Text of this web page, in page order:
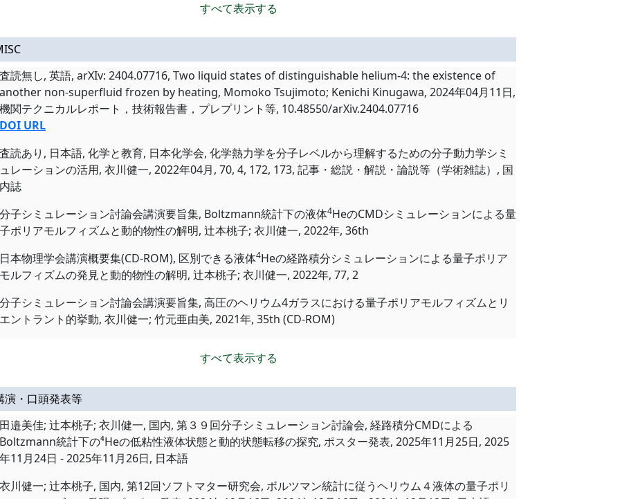
すべて表示する
査読無し, 英語, arXIv: 2404.07716, Two liquid states of distinguishable helium-4: the existence of
another non-superfluid frozen by heating, Momoko Tsujimoto; Kenichi Kinugawa, 2024年04月11日,
機関テクニカルレポート，技術報告書，プレプリント等, 10.48550/arXiv.2404.07716
DOI URL
査読あり, 日本語, 化学と教育, 日本化学会, 化学熱力学を分子レベルから理解するための分子動力学シミ
ュレーションの活用, 衣川健一, 2022年04月, 70, 4, 172, 173, 記事・総説・解説・論説等（学術雑誌）, 国
内誌
分子シミュレーション討論会講演要旨集, Boltzmann統計下の液体4HeのCMDシミュレーションによる量
子ポリアモルフィズムと動的物性の解明, 辻本桃子; 衣川健一, 2022年, 36th
日本物理学会講演概要集(CD-ROM), 区別できる液体4Heの経路積分シミュレーションによる量子ポリア
モルフィズムの発見と動的物性の解明, 辻本桃子; 衣川健一, 2022年, 77, 2
分子シミュレーション討論会講演要旨集, 高圧のヘリウム4ガラスにおける量子ポリアモルフィズムとリ
エントラント的挙動, 衣川健一; 竹元亜由美, 2021年, 35th (CD-ROM)
すべて表示する
演・口頭発表等
田邉美佳; 辻本桃子; 衣川健一, 国内, 第３９回分子シミュレーション討論会, 経路積分CMDによる
Boltzmann統計下の⁴Heの低粘性液体状態と動的状態転移の探究, ポスター発表, 2025年11月25日, 2025
年11月24日 - 2025年11月26日, 日本語
衣川健一; 辻本桃子, 国内, 第12回ソフトマター研究会, ボルツマン統計に従うヘリウム４液体の量子ポリ